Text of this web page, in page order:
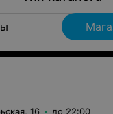
16 до 22:00